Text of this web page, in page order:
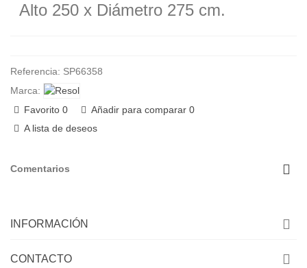
Alto 250 x Diámetro 275 cm.
Referencia: SP66358
Marca:
Favorito 0 Añadir para comparar 0
A lista de deseos
Comentarios
INFORMACIÓN
CONTACTO